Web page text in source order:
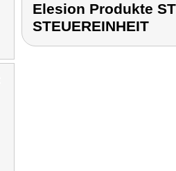
Elesion Produkte
STEUEREINHEIT